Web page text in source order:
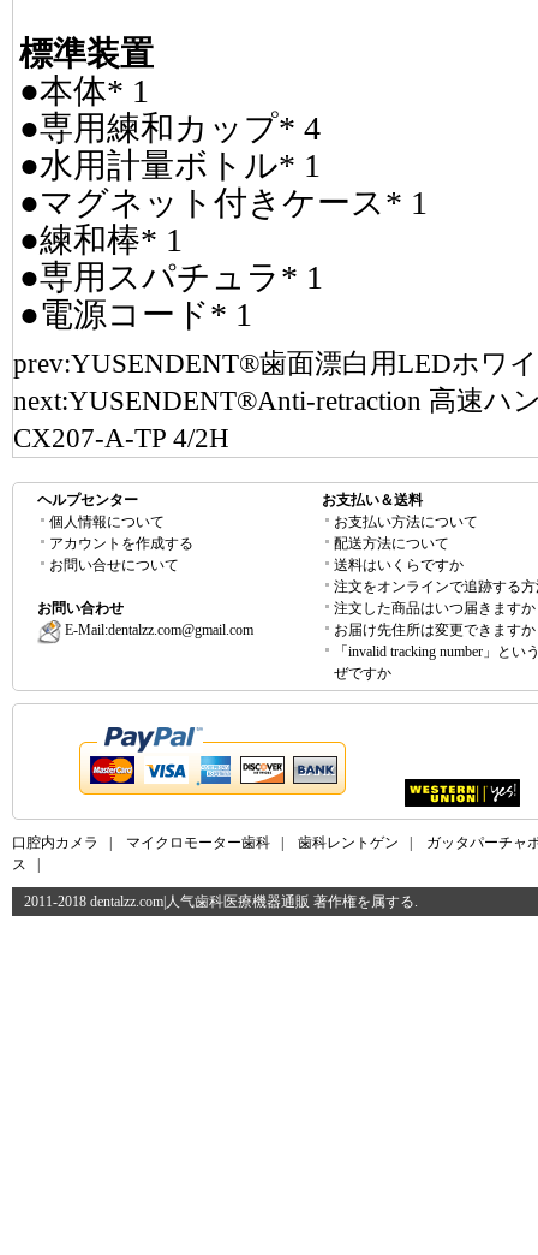
標準装置
●本体* 1
●専用練和カップ* 4
●水用計量ボトル* 1
●マグネット付きケース* 1
●練和棒* 1
●専用スパチュラ* 1
●電源コード* 1
prev:YUSENDENT®歯面漂白用LEDホワ
next:YUSENDENT®Anti-retraction 高速ハ
CX207-A-TP 4/2H
ヘルプセンター
個人情報について
アカウントを作成する
お問い合せについて
お問い合わせ
E-Mail:dentalzz.com@gmail.com
お支払い＆送料
お支払い方法について
配送方法について
送料はいくらですか
注文をオンラインで追跡する
注文した商品はいつ届きますか
お届け先住所は変更できますか
「invalid tracking number」とい
ぜですか
口腔内カメラ マイクロモーター歯科 歯科レントゲン
ガッタパーチャ
ス
2011-2018 dentalzz.com|人气歯科医療機器通販 著作権を属する.